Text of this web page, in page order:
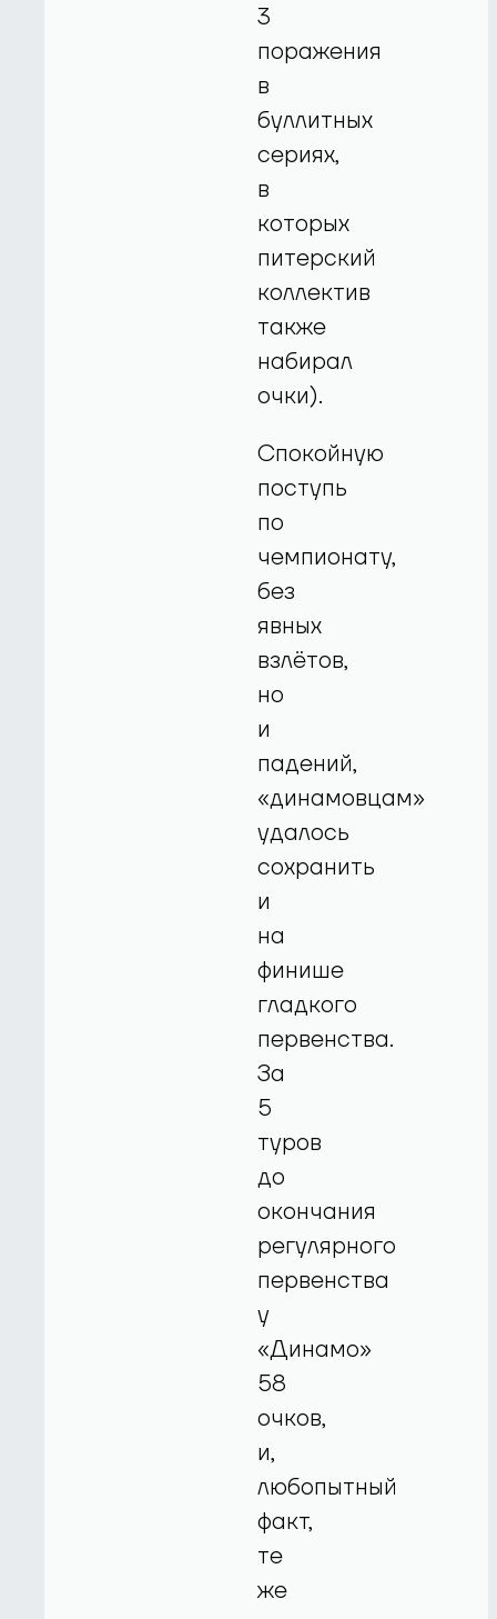
3
поражения
в
буллитных
сериях,
в
которых
питерский
коллектив
также
набирал
очки).
Спокойную
поступь
по
чемпионату,
без
явных
взлётов,
но
и
падений,
«динамовцам»
удалось
сохранить
и
на
финише
гладкого
первенства.
За
5
туров
до
окончания
регулярного
первенства
у
«Динамо»
58
очков,
и,
любопытный
факт,
те
же